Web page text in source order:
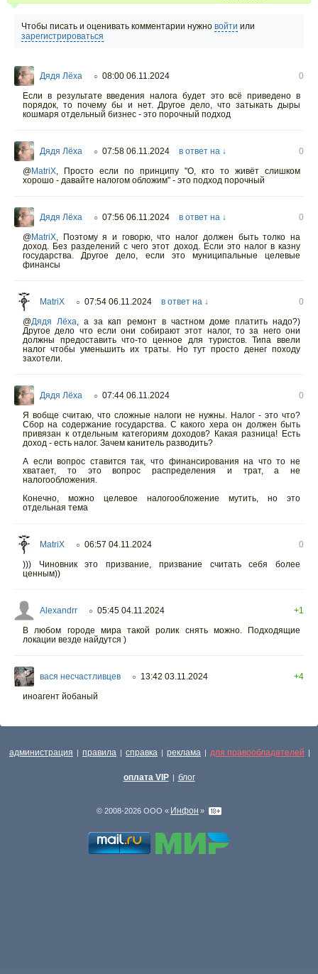
Чтобы писать и оценивать комментарии нужно войти или
зарегистрироваться
Дядя Лёха ○ 08:00 06.11.2024
0
Если в результате введения налога будет это всё приведено в
порядок, то почему бы и нет. Другое дело, что затыкать дыры
кошмаря отдельный бизнес - это порочный подход
Дядя Лёха ○ 07:58 06.11.2024 в ответ на ↓
0
@MatriX
Просто если по принципу "О, кто то живёт слишком
хорошо - давайте налогом обложим" - это подход порочный
Дядя Лёха ○ 07:56 06.11.2024 в ответ на ↓
0
@MatriX
Поэтому я и говорю, что налог должен быть толко на
доход. Без разделений с чего этот доход. Если это налог в казну
государства. Другое дело, если это муниципальные целевые
финансы
MatriX ○ 07:54 06.11.2024 в ответ на ↓
0
@Дядя Лёха
а за кап ремонт в частном доме платить надо?)
Другое дело что если они собирают этот налог, то за него они
должны предоставить что-то ценное для туристов. Типа ввели
налог чтобы уменьшить их траты. Но тут просто денег походу
захотели.
Дядя Лёха ○ 07:44 06.11.2024
0
Я вобще считаю, что сложные налоги не нужны. Налог - это что?
Сбор на содержание государства. С какого хера он должен быть
привязан к отдельным категориям доходов? Какая разница! Есть
доход - есть налог. Зачем канитель разводить?
А если вопрос ставится так, что финансирования на что то не
хватает, то это вопрос распределения и трат, а не
налогообложения.
Конечно, можно целевое налогообложение мутить, но это
отдельная тема
MatriX ○ 06:57 04.11.2024
0
))) Чиновник это призвание, призвание считать себя более
ценным))
Alexandrr ○ 05:45 04.11.2024
+1
В любом городе мира такой ролик снять можно. Подходящие
локации везде найдутся )
вася несчастливцев ○ 13:42 03.11.2024
+4
иноагент йобаный
администрация | правила | справка | реклама | для правообладателей |
оплата VIP | блог
© 2008-2026 ООО « Инфон »